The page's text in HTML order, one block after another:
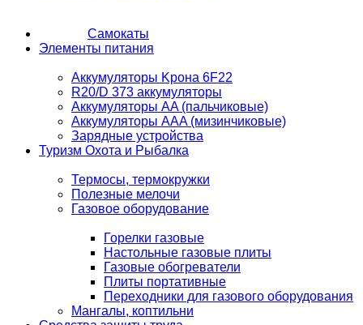
Самокаты
Элементы питания
Аккумуляторы Kрона 6F22
R20/D 373 аккумуляторы
Аккумуляторы AA (пальчиковые)
Аккумуляторы AAA (мизинчиковые)
Зарядные устройства
Туризм Охота и Рыбалка
Термосы, термокружки
Полезные мелочи
Газовое оборудование
Горелки газовые
Настольные газовые плиты
Газовые обогреватели
Плиты портативные
Переходники для газового оборудования
Мангалы, коптильни